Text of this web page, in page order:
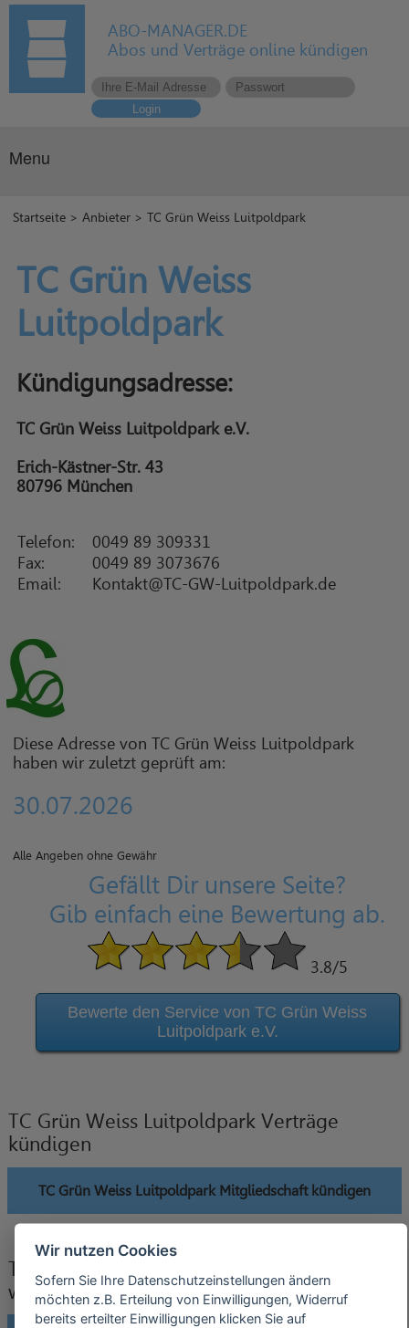
ABO-MANAGER.DE
Abos und Verträge online kündigen
Login
Menu
Startseite >Anbieter > TC Grün Weiss Luitpoldpark
TC Grün Weiss
Luitpoldpark
Kündigungsadresse:
TC Grün Weiss Luitpoldpark e.V.
Erich-Kästner-Str. 43
80796 München
Telefon:
0049 89 309331
Fax:
0049 89 3073676
Email:
Kontakt@TC-GW-Luitpoldpark.de
Diese Adresse von TC Grün Weiss Luitpoldpark
haben wir zuletzt geprüft am:
30.07.2026
Alle Angeben ohne Gewähr
Gefällt Dir unsere Seite?
Gib einfach eine Bewertung ab.
3.8/5
Bewerte den Service von TC Grün Weiss
Luitpoldpark e.V.
TC Grün Weiss Luitpoldpark Verträge
kündigen
TC Grün Weiss Luitpoldpark Mitgliedschaft kündigen
TC Grün Weiss Luitpoldpark Verträge
widerrufen
Wir nutzen Cookies
Sofern Sie Ihre Datenschutzeinstellungen ändern
möchten z.B. Erteilung von Einwilligungen, Widerruf
bereits erteilter Einwilligungen klicken Sie auf